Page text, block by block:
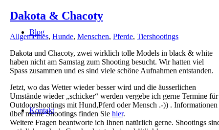
Blog
Kontakt
Dakota & Chacoty
Allgemeines, Hunde, Menschen, Pferde, Tiershootings
Dakota und Chacoty, zwei wirklich tolle Models in black & white
haben nicht am Samstag zum Shooting besucht. Wir hatten viel
Spass zusammen und es sind viele schöne Aufnahmen entstanden.
Jetzt, wo das Wetter wieder besser wird und die äusserlichen
Umstände wieder „schicker“ werden vergebe ich gerne Termine für
Outdoorshootings mit Hund,Pferd oder Mensch .-)) . Informationen
über meine Shootings finden Sie hier.
Weitere Fragen beantworte ich Ihnen natürlich gerne. Shootings